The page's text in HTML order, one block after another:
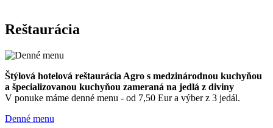
Reštaurácia
Štýlová hotelová reštaurácia Agro s medzinárodnou kuchyňou
a špecializovanou kuchyňou zameraná na jedlá z diviny
V ponuke máme denné menu - od 7,50 Eur a výber z 3 jedál.
Denné menu